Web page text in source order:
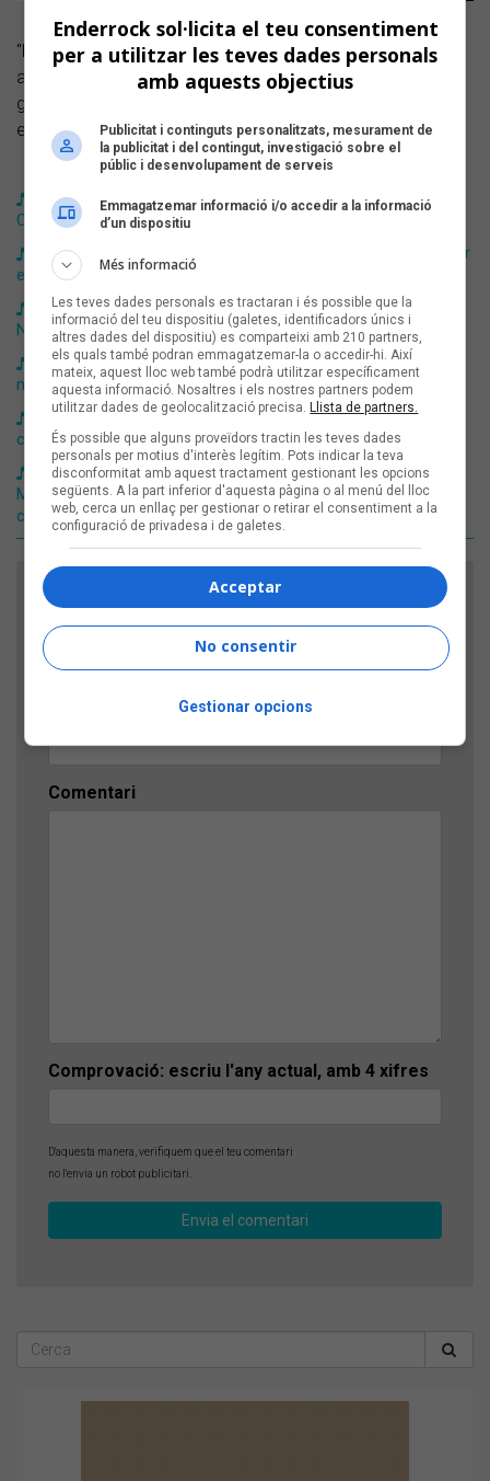
"És evident que lesultra trailsno les corro sola, així que
abans d'emprendre la sortida, l'escolto pensant en tota la
gent que és al meu costat i em segueix. Corro per mi i per
ells."
Júlia Barceló: «M'agrada molt el viatge vital que ha fet Miley
Cyrus, de nena Disney a adulta amb magnestisme»
Núria Bòtia: «Paul McCartney és un referent a l’hora de tocar
el baix»
Oriol Rodríguez: «A partir del moment en què vaig sentir
Nirvana ja res no va ser el mateix»
Miquel Vilella: «La cançó que provoca empatia fa el món
més gran»
Cris Juanico: «Ningú imaginaria que m'agraden algunes
cançons de Rocío Jurado»
Ann Perelló: «La combinació de David Bowie i Freddie
Mercury és una bestialitat que l'ésser humà no pot
comprendre»
FES EL TEU COMENTARI
Nom
Comentari
Comprovació: escriu l'any actual, amb 4 xifres
D'aquesta manera, verifiquem que el teu comentari
no l'envia un robot publicitari.
Enderrock sol·licita el teu consentiment
per a utilitzar les teves dades personals
amb aquests objectius
Publicitat i continguts personalitzats, mesurament de
la publicitat i del contingut, investigació sobre el
públic i desenvolupament de serveis
Emmagatzemar informació i/o accedir a la informació
d’un dispositiu
Més informació
Les teves dades personals es tractaran i és possible que la
informació del teu dispositiu (galetes, identificadors únics i
altres dades del dispositiu) es comparteixi amb 210 partners,
els quals també podran emmagatzemar-la o accedir-hi. Així
mateix, aquest lloc web també podrà utilitzar específicament
aquesta informació. Nosaltres i els nostres partners podem
utilitzar dades de geolocalització precisa. Llista de partners.
És possible que alguns proveïdors tractin les teves dades
personals per motius d'interès legítim. Pots indicar la teva
disconformitat amb aquest tractament gestionant les opcions
següents. A la part inferior d'aquesta pàgina o al menú del lloc
web, cerca un enllaç per gestionar o retirar el consentiment a la
configuració de privadesa i de galetes.
Acceptar
No consentir
Gestionar opcions